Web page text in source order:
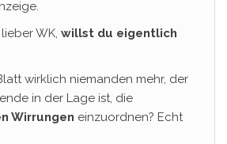
WK, willst du eigentlich
wirklich niemanden mehr, der
in der Lage ist, die
Wirrungen einzuordnen? Echt